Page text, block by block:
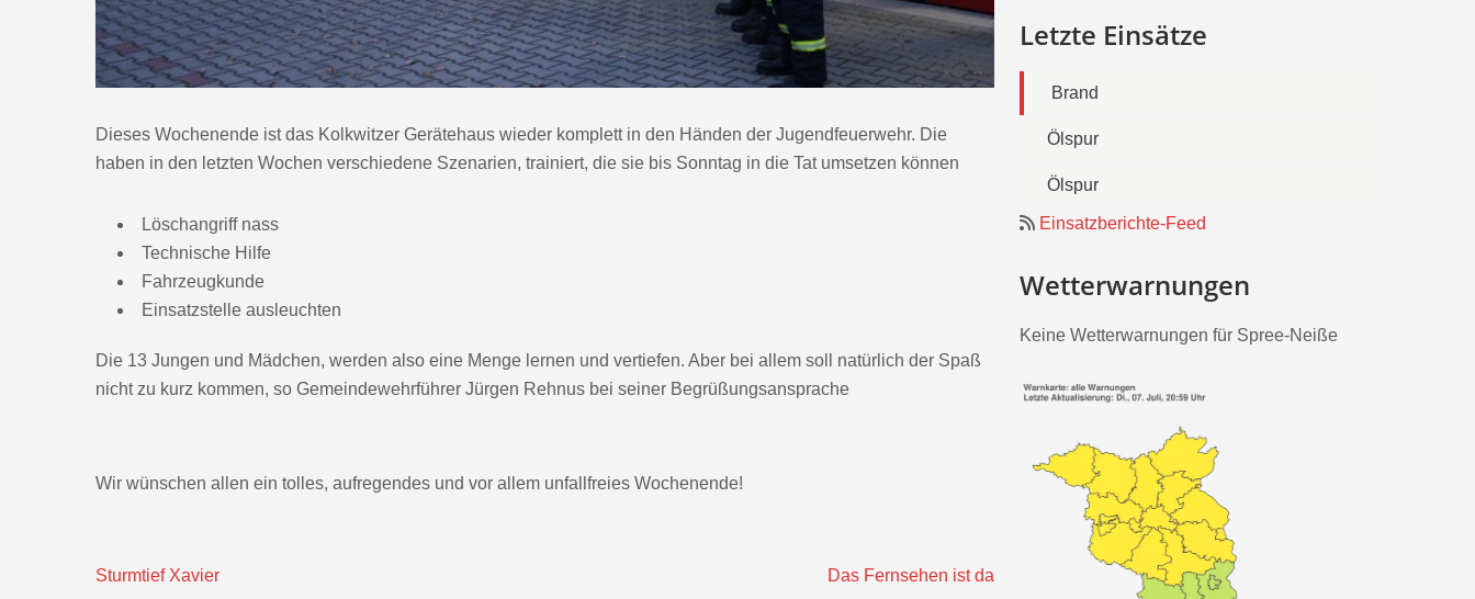
Dieses Wochenende ist das Kolkwitzer Gerätehaus wieder komplett in den Händen der Jugendfeuerwehr. Die
haben in den letzten Wochen verschiedene Szenarien, trainiert, die sie bis Sonntag in die Tat umsetzen können
Löschangriff nass
Technische Hilfe
Fahrzeugkunde
Einsatzstelle ausleuchten
Die 13 Jungen und Mädchen, werden also eine Menge lernen und vertiefen. Aber bei allem soll natürlich der Spaß
nicht zu kurz kommen, so Gemeindewehrführer Jürgen Rehnus bei seiner Begrüßungsansprache
Wir wünschen allen ein tolles, aufregendes und vor allem unfallfreies Wochenende!
Beitragsnavigation
Sturmtief Xavier Das Fernsehen ist da
Letzte Einsätze
Brand
Ölspur
Ölspur
Einsatzberichte-Feed
Wetterwarnungen
Keine Wetterwarnungen für Spree-Neiße